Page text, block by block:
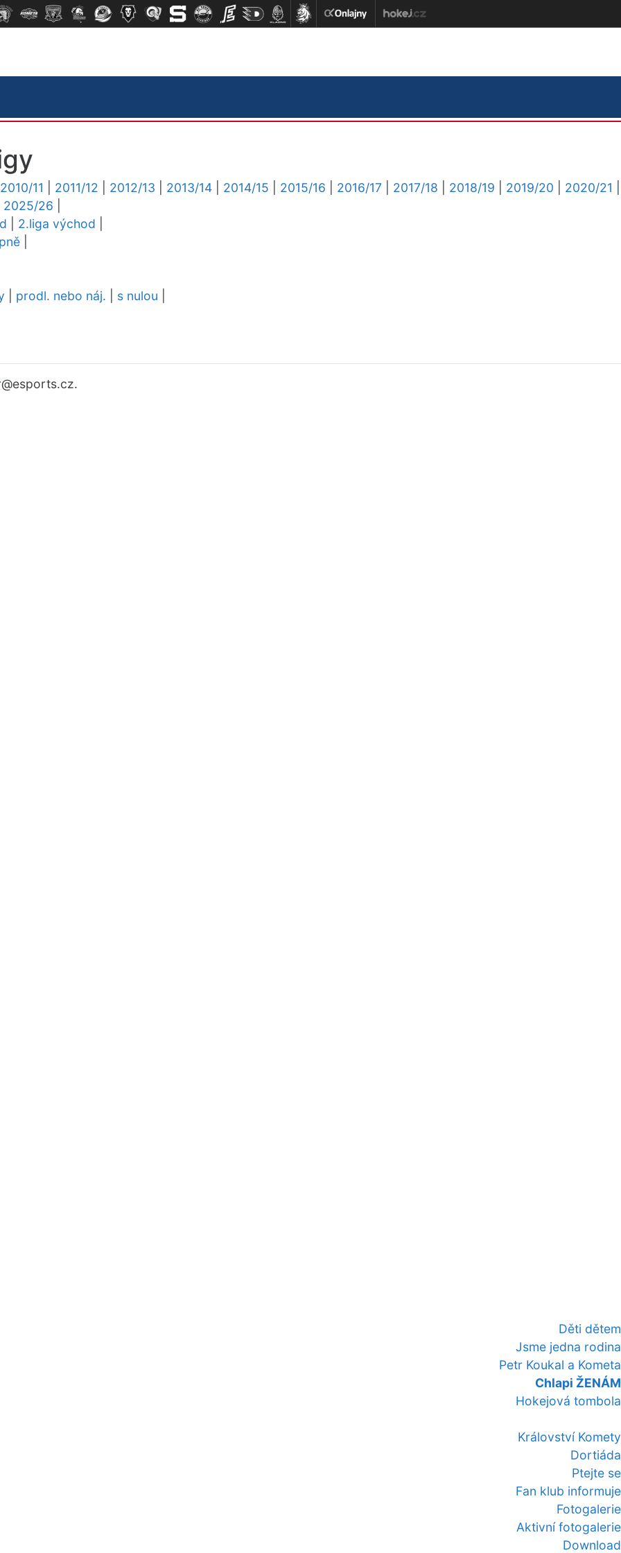
Děti dětem
Jsme jedna rodina
Petr Koukal a Kometa
Chlapi ŽENÁM
Hokejová tombola
Království Komety
Dortiáda
Ptejte se
Fan klub informuje
Fotogalerie
Aktivní fotogalerie
Download
2010/11 2011/12 2012/13 2013/14 2014/15 2015/16 2016/17 2017/18 2018/19 2019/20 2020/21
2025/26
2.liga východ
prodl. nebo náj. s nulou
@esports.cz.